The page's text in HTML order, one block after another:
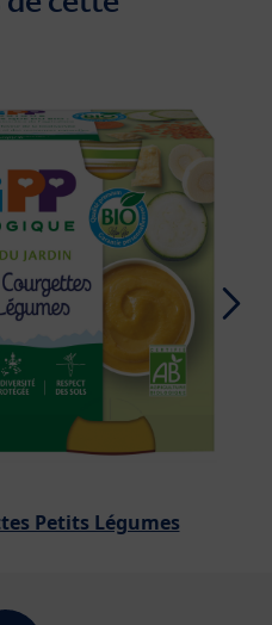
Petits Légumes